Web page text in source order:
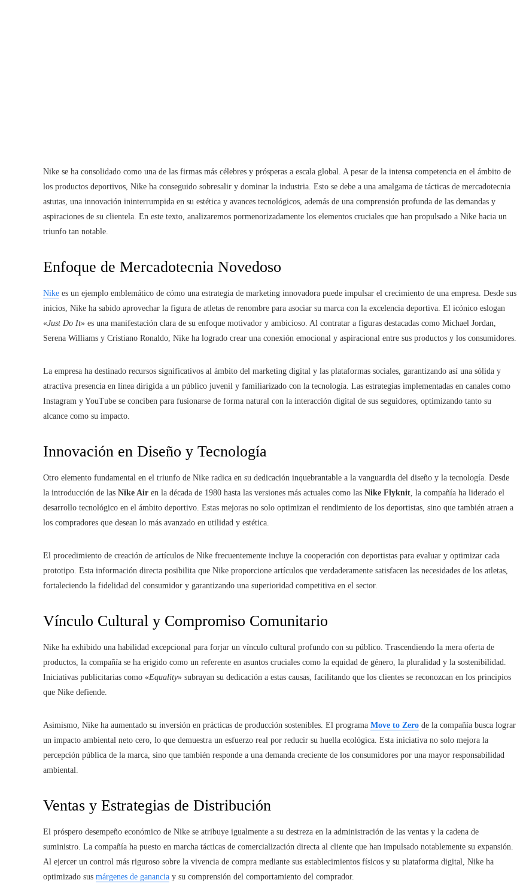
Nike se ha consolidado como una de las firmas más célebres y prósperas a escala global. A pesar de la intensa competencia en el ámbito de
los productos deportivos, Nike ha conseguido sobresalir y dominar la industria. Esto se debe a una amalgama de tácticas de mercadotecnia
astutas, una innovación ininterrumpida en su estética y avances tecnológicos, además de una comprensión profunda de las demandas y
aspiraciones de su clientela. En este texto, analizaremos pormenorizadamente los elementos cruciales que han propulsado a Nike hacia un
triunfo tan notable.
Enfoque de Mercadotecnia Novedoso
Nike es un ejemplo emblemático de cómo una estrategia de marketing innovadora puede impulsar el crecimiento de una empresa. Desde sus
inicios, Nike ha sabido aprovechar la figura de atletas de renombre para asociar su marca con la excelencia deportiva. El icónico eslogan
«Just Do It» es una manifestación clara de su enfoque motivador y ambicioso. Al contratar a figuras destacadas como Michael Jordan,
Serena Williams y Cristiano Ronaldo, Nike ha logrado crear una conexión emocional y aspiracional entre sus productos y los consumidores.
La empresa ha destinado recursos significativos al ámbito del marketing digital y las plataformas sociales, garantizando así una sólida y
atractiva presencia en línea dirigida a un público juvenil y familiarizado con la tecnología. Las estrategias implementadas en canales como
Instagram y YouTube se conciben para fusionarse de forma natural con la interacción digital de sus seguidores, optimizando tanto su
alcance como su impacto.
Innovación en Diseño y Tecnología
Otro elemento fundamental en el triunfo de Nike radica en su dedicación inquebrantable a la vanguardia del diseño y la tecnología. Desde
la introducción de las Nike Air en la década de 1980 hasta las versiones más actuales como las Nike Flyknit, la compañía ha liderado el
desarrollo tecnológico en el ámbito deportivo. Estas mejoras no solo optimizan el rendimiento de los deportistas, sino que también atraen a
los compradores que desean lo más avanzado en utilidad y estética.
El procedimiento de creación de artículos de Nike frecuentemente incluye la cooperación con deportistas para evaluar y optimizar cada
prototipo. Esta información directa posibilita que Nike proporcione artículos que verdaderamente satisfacen las necesidades de los atletas,
fortaleciendo la fidelidad del consumidor y garantizando una superioridad competitiva en el sector.
Vínculo Cultural y Compromiso Comunitario
Nike ha exhibido una habilidad excepcional para forjar un vínculo cultural profundo con su público. Trascendiendo la mera oferta de
productos, la compañía se ha erigido como un referente en asuntos cruciales como la equidad de género, la pluralidad y la sostenibilidad.
Iniciativas publicitarias como «Equality» subrayan su dedicación a estas causas, facilitando que los clientes se reconozcan en los principios
que Nike defiende.
Asimismo, Nike ha aumentado su inversión en prácticas de producción sostenibles. El programa Move to Zero de la compañía busca lograr
un impacto ambiental neto cero, lo que demuestra un esfuerzo real por reducir su huella ecológica. Esta iniciativa no solo mejora la
percepción pública de la marca, sino que también responde a una demanda creciente de los consumidores por una mayor responsabilidad
ambiental.
Ventas y Estrategias de Distribución
El próspero desempeño económico de Nike se atribuye igualmente a su destreza en la administración de las ventas y la cadena de
suministro. La compañía ha puesto en marcha tácticas de comercialización directa al cliente que han impulsado notablemente su expansión.
Al ejercer un control más riguroso sobre la vivencia de compra mediante sus establecimientos físicos y su plataforma digital, Nike ha
optimizado sus márgenes de ganancia y su comprensión del comportamiento del comprador.